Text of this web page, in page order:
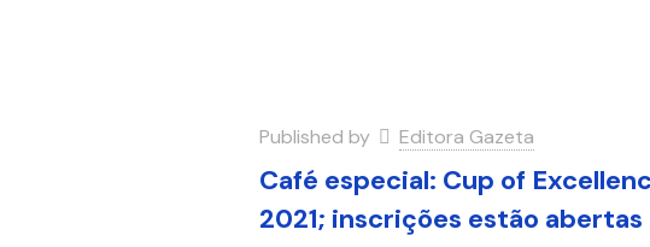
Published by Editora Gazeta
Café especial: Cup of
2021; inscrições estão abertas